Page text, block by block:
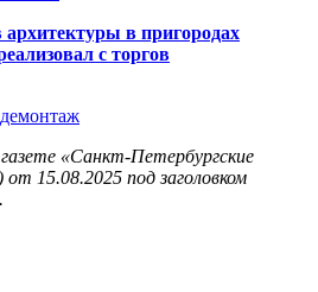
в пригородах
с торгов
«Санкт-Петербургские
15.08.2025 под заголовком